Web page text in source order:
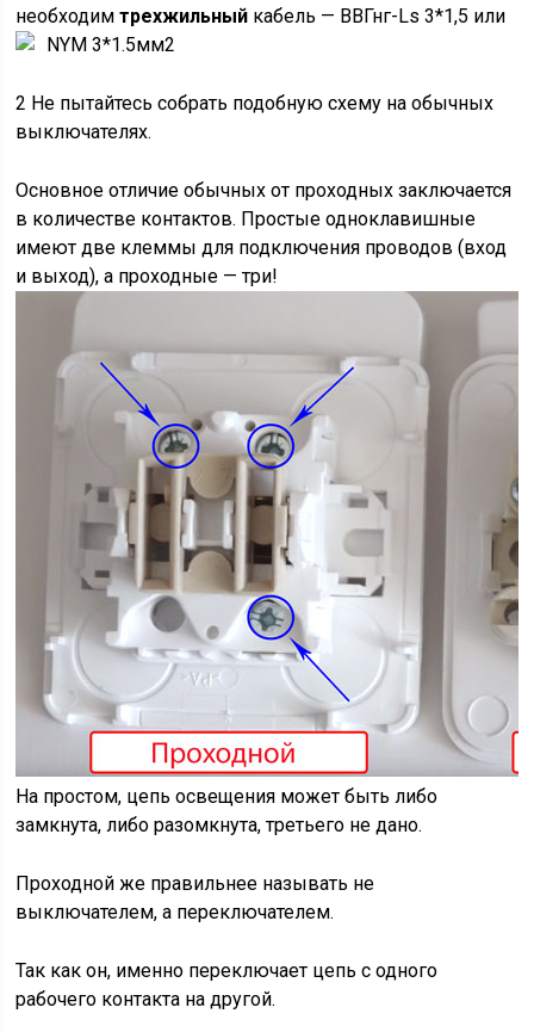
необходимтрехжильный кабель — ВВГнг-Ls 3*1,5 или
NYM 3*1.5мм2
2 Не пытайтесь собрать подобную схему на обычных
выключателях.
Основное отличие обычных от проходных заключается
в количестве контактов. Простые одноклавишные
имеют две клеммы для подключения проводов (вход
и выход), а проходные — три!
На простом, цепь освещения может быть либо
замкнута, либо разомкнута, третьего не дано.
Проходной же правильнее называть не
выключателем, а переключателем.
Так как он, именно переключает цепь с одного
рабочего контакта на другой.